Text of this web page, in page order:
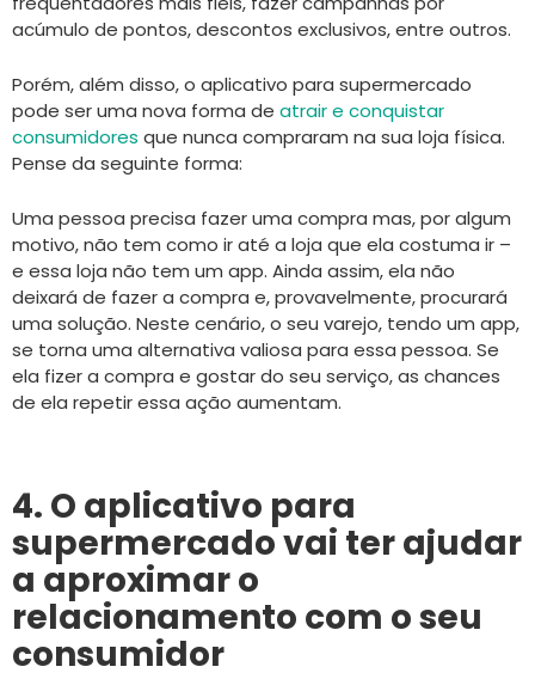
acúmulo de pontos, descontos exclusivos, entre outros.
Porém, além disso, o aplicativo para supermercado
pode ser uma nova forma de atrair e conquistar
consumidores que nunca compraram na sua loja física.
Pense da seguinte forma:
Uma pessoa precisa fazer uma compra mas, por algum
motivo, não tem como ir até a loja que ela costuma ir –
e essa loja não tem um app. Ainda assim, ela não
deixará de fazer a compra e, provavelmente, procurará
uma solução. Neste cenário, o seu varejo, tendo um app,
se torna uma alternativa valiosa para essa pessoa. Se
ela fizer a compra e gostar do seu serviço, as chances
de ela repetir essa ação aumentam.
4. O aplicativo para
supermercado vai ter ajudar
a aproximar o
relacionamento com o seu
consumidor